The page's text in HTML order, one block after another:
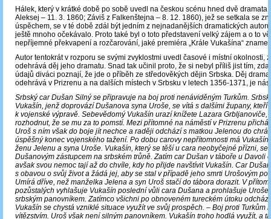
Hálek, který v krátké době po sobě uvedl na českou scénu hned dvě dramata
Aleksej – 11. 3. 1860; Záviš z Falkenštejna – 8. 12. 1860), jež se setkala se
úspěchem, se v té době zdál být jedním z nejnadanějších dramatických
ještě mnoho očekávalo. Proto také byl o toto představení velký zájem a o to
nepříjemné překvapení a rozčarování, jaké premiéra „Krále Vukašína“
Autor tentokrát v rozporu se svými zvyklostmi uvedl časové i místní okolnosti,
odehrává děj jeho dramatu. Snad tak učinil proto, že si nebyl příliš jist tím, zda
údajů diváci poznají, že jde o příběh ze středověkých dějin Srbska. Děj
odehrává v Prizrenu a na dalších místech v Srbsku v letech 1356-1371, je
Srbský car Dušan Silný se připravuje na boj proti nenáviděným Turkům.
Vukašín, jenž doprovází Dušanova syna Uroše, se vítá s dalšími župany, kteří
k vojenské výpravě. Sebevědomý Vukašín urazí knížete Lazara Grbljanoviče,
rozhodnut, že se mu za to pomstí. Mezi přítomné na náměstí v Prizrenu
Uroš s ním však do boje jít nechce a raději odchází s matkou Jelenou do
úspěšný konec vojenského tažení. Po dobu carovy nepřítomnosti má Vukašín
ženu Jelenu a syna Uroše. Vukašín, který se těší u cara neobyčejné přízni, se
Dušanovým zástupcem na srbském trůně. Zatím car Dušan v táboře u Davoli
avšak svou nemoc tají až do chvíle, kdy ho přijde navštívit Vukašín. Car
s obavou o svůj život a žádá jej, aby se stal v případě jeho smrti Urošovým
Umírá dříve, než manželka Jelena a syn Uroš stačí do tábora dorazit. V
pozůstalých vyhlašuje Vukašín poslední vůli cara Dušana a prohlašuje Uroše
srbským panovníkem. Zatímco všichni po obnoveném tureckém útoku
Vukašín se chystá vzniklé situace využít ve svůj prospěch. – Boj proti Turkům
vítězstvím. Uroš však není silným panovníkem. Vukašín troho hodlá využít, a